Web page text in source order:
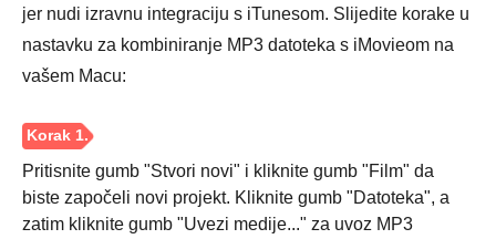
Korak 2.
jer nudi izravnu integraciju s iTunesom. Slijedite korake u
nastavku za kombiniranje MP3 datoteka s iMovieom na
vašem Macu:
Pritisnite gumb "Stvori novi" i kliknite gumb "Film" da
biste započeli novi projekt. Kliknite gumb "Datoteka", a
zatim kliknite gumb "Uvezi medije..." za uvoz MP3